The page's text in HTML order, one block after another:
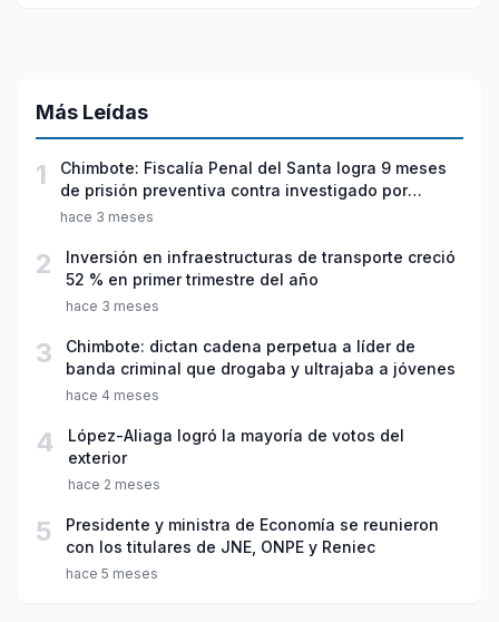
Más Leídas
1
Chimbote: Fiscalía Penal del Santa logra 9 meses
de prisión preventiva contra investigado por
violación sexual y tentativa de feminicidio
hace 3 meses
2
Inversión en infraestructuras de transporte creció
52 % en primer trimestre del año
hace 3 meses
3
Chimbote: dictan cadena perpetua a líder de
banda criminal que drogaba y ultrajaba a jóvenes
hace 4 meses
4
López-Aliaga logró la mayoría de votos del
exterior
hace 2 meses
5
Presidente y ministra de Economía se reunieron
con los titulares de JNE, ONPE y Reniec
hace 5 meses